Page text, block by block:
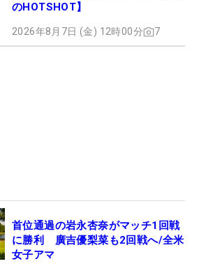
のHOTSHOT】
2026年8月7日 (金) 12時00分 7
首位通過の岩永杏奈がマッチ1回戦
に勝利 廣吉優梨菜も2回戦へ/全米
女子アマ